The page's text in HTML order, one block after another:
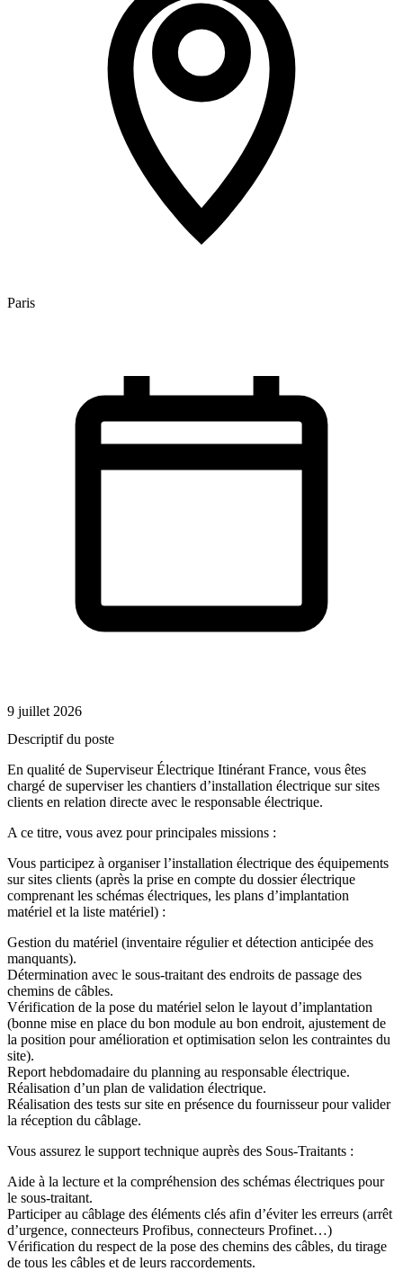
Paris
9 juillet 2026
Descriptif du poste
En qualité de Superviseur Électrique Itinérant France, vous êtes
chargé de superviser les chantiers d’installation électrique sur sites
clients en relation directe avec le responsable électrique.
A ce titre, vous avez pour principales missions :
Vous participez à organiser l’installation électrique des équipements
sur sites clients (après la prise en compte du dossier électrique
comprenant les schémas électriques, les plans d’implantation
matériel et la liste matériel) :
Gestion du matériel (inventaire régulier et détection anticipée des
manquants).
Détermination avec le sous-traitant des endroits de passage des
chemins de câbles.
Vérification de la pose du matériel selon le layout d’implantation
(bonne mise en place du bon module au bon endroit, ajustement de
la position pour amélioration et optimisation selon les contraintes du
site).
Report hebdomadaire du planning au responsable électrique.
Réalisation d’un plan de validation électrique.
Réalisation des tests sur site en présence du fournisseur pour valider
la réception du câblage.
Vous assurez le support technique auprès des Sous-Traitants :
Aide à la lecture et la compréhension des schémas électriques pour
le sous-traitant.
Participer au câblage des éléments clés afin d’éviter les erreurs (arrêt
d’urgence, connecteurs Profibus, connecteurs Profinet…)
Vérification du respect de la pose des chemins des câbles, du tirage
de tous les câbles et de leurs raccordements.